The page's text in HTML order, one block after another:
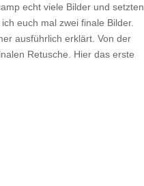
echt viele Bilder und setzten
euch mal zwei finale Bilder.
ausführlich erklärt. Von der
Retusche. Hier das erste